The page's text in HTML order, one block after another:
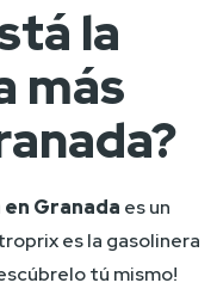
la
más
Granada es un
es la gasolinera
tú mismo!